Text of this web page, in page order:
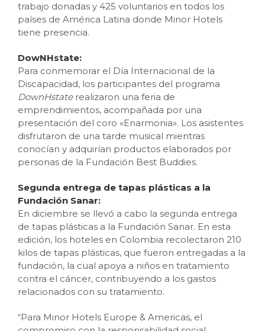
trabajo donadas y 425 voluntarios en todos los
países de América Latina donde Minor Hotels
tiene presencia.
DowNHstate:
Para conmemorar el Día Internacional de la
Discapacidad, los participantes del programa
DownHstaterealizaron una feria de
emprendimientos, acompañada por una
presentación del coro «Enarmonia». Los asistentes
disfrutaron de una tarde musical mientras
conocían y adquirían productos elaborados por
personas de la Fundación Best Buddies.
Segunda entrega de tapas plásticas a la
Fundación Sanar:
En diciembre se llevó a cabo la segunda entrega
de tapas plásticas a la Fundación Sanar. En esta
edición, los hoteles en Colombia recolectaron 210
kilos de tapas plásticas, que fueron entregadas a la
fundación, la cual apoya a niños en tratamiento
contra el cáncer, contribuyendo a los gastos
relacionados con su tratamiento.
“Para Minor Hotels Europe & Americas, el